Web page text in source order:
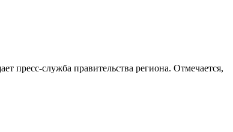
пресс-служба правительства региона. Отмечается,